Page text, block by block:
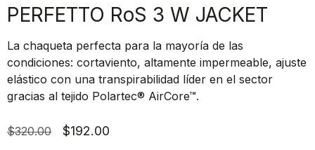
PERFETTO RoS 3 W JACKET
La chaqueta perfecta para la mayoría de las
condiciones: cortaviento, altamente impermeable, ajuste
elástico con una transpirabilidad líder en el sector
gracias al tejido Polartec® AirCore™.
$320.00 $192.00